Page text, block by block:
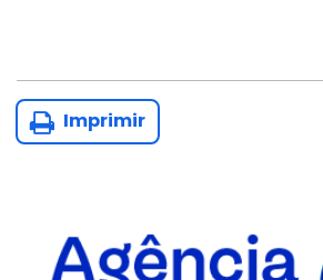
Imprimir